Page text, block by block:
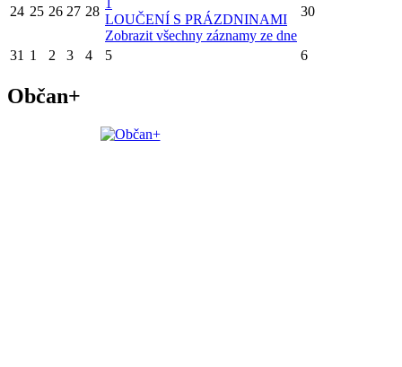
24 25 26 27 28
1
LOUČENÍ S PRÁZDNINAMI
Zobrazit všechny záznamy ze dne
30
31 1 2 3 4 5 6
Občan+